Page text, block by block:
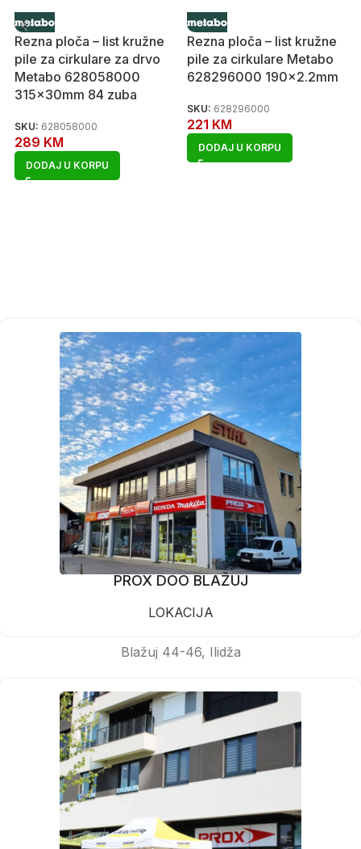
Rezna ploča – list kružne
pile za cirkulare za drvo
Metabo 628058000
315x30mm 84 zuba
SKU: 628058000
289 KM
DODAJ U KORPU
Rezna ploča – list kružne
pile za cirkulare Metabo
628296000 190×2.2mm
SKU: 628296000
221 KM
DODAJ U KORPU
PROX DOO BLAŽUJ
LOKACIJA
Blažuj 44-46, Ilidža